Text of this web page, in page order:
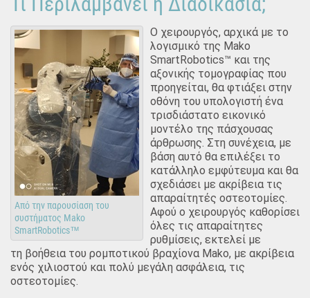
Από την παρουσίαση του
συστήματος Mako
SmartRobotics™
Ο χειρουργός, αρχικά με το
λογισμικό της Mako
SmartRobotics™ και της
αξονικής τομογραφίας που
προηγείται, θα φτιάξει στην
οθόνη του υπολογιστή ένα
τρισδιάστατο εικονικό
μοντέλο της πάσχουσας
άρθρωσης. Στη συνέχεια, με
βάση αυτό θα επιλέξει το
κατάλληλο εμφύτευμα και θα
σχεδιάσει με ακρίβεια τις
απαραίτητές οστεοτομίες.
Αφού ο χειρουργός καθορίσει
όλες τις απαραίτητες
ρυθμίσεις, εκτελεί με
τη βοήθεια του ρομποτικού βραχίονα Mako, με ακρίβεια
ενός χιλιοστού και πολύ μεγάλη ασφάλεια, τις
οστεοτομίες.